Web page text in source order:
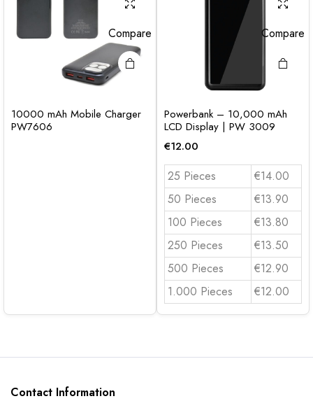
Compare
10000 mAh Mobile Charger
PW7606
Compare
Powerbank – 10,000 mAh
LCD Display | PW 3009
€12.00
25 Pieces
€14.00
50 Pieces
€13.90
100 Pieces
€13.80
250 Pieces
€13.50
500 Pieces
€12.90
1.000 Pieces
€12.00
Contact Information